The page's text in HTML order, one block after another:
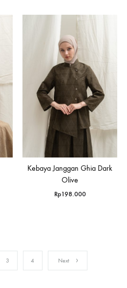
Kebaya Janggan Ghia Dark
Olive
Rp198.000
3 4 Next